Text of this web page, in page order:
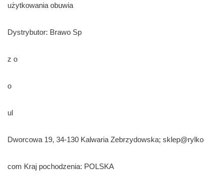
użytkowania obuwia
Dystrybutor: Brawo Sp
z o
o
ul
Dworcowa 19, 34-130 Kalwaria Zebrzydowska; sklep@rylko
com Kraj pochodzenia: POLSKA